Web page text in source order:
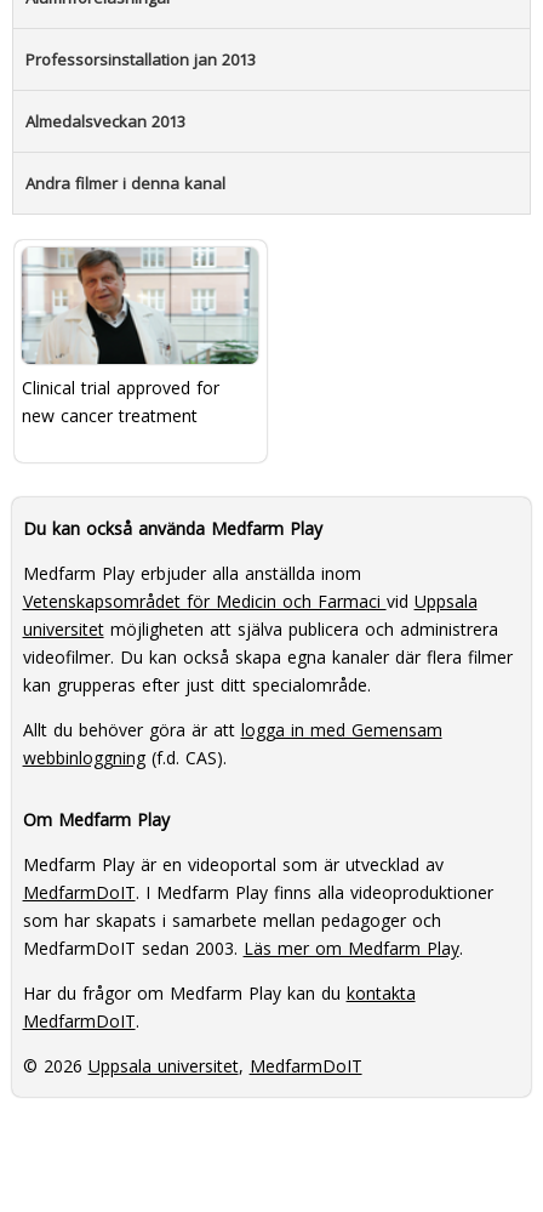
Professorsinstallation jan 2013
Almedalsveckan 2013
Andra filmer i denna kanal
Clinical trial approved for
new cancer treatment
Du kan också använda Medfarm Play
Medfarm Play erbjuder alla anställda inom
Vetenskapsområdet för Medicin och Farmaci vid Uppsala
universitetmöjligheten att själva publicera och administrera
videofilmer. Du kan också skapa egna kanaler där flera filmer
kan grupperas efter just ditt specialområde.
Allt du behöver göra är att logga in med Gemensam
webbinloggning(f.d. CAS).
Om Medfarm Play
Medfarm Play är en videoportal som är utvecklad av
MedfarmDoIT. I Medfarm Play finns alla videoproduktioner
som har skapats i samarbete mellan pedagoger och
MedfarmDoIT sedan 2003. Läs mer om Medfarm Play.
Har du frågor om Medfarm Play kan du kontakta
MedfarmDoIT.
© 2026 Uppsala universitet, MedfarmDoIT